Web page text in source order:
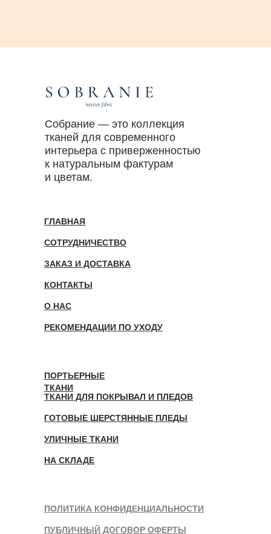
Собрание — это коллекция
тканей для современного
интерьера с приверженностью
к натуральным фактурам
и цветам.
ГЛАВНАЯ
СОТРУДНИЧЕСТВО
ЗАКАЗ И ДОСТАВКА
КОНТАКТЫ
О НАС
ПОЛИТИКА КОНФИДЕНЦИАЛЬНОСТИ
ПОРТЬЕРНЫЕ
ТКАНИ
ТКАНИ ДЛЯ ПОКРЫВАЛ И ПЛЕДОВ
ГОТОВЫЕ ШЕРСТЯННЫЕ ПЛЕДЫ
УЛИЧНЫЕ ТКАНИ
НА СКЛАДЕ
РЕКОМЕНДАЦИИ ПО УХОДУ
ПУБЛИЧНЫЙ ДОГОВОР ОФЕРТЫ